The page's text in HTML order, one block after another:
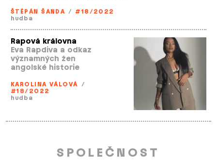
ŠTĚPÁN ŠANDA / #18/2022
hudba
Rapová královna
Eva Rapdiva a odkaz
významných žen
angolské historie
KAROLINA VÁLOVÁ /
#18/2022
hudba
SPOLEČNOST